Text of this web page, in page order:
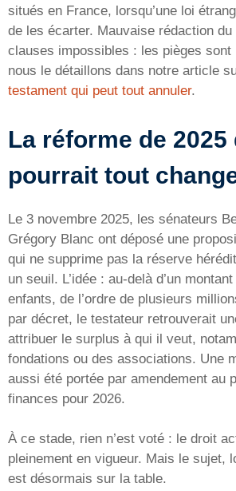
situés en France, lorsqu’une loi
de les écarter. Mauvaise rédaction
clauses impossibles : les pièges sont
nous le détaillons dans notre article
testament qui peut tout annuler.
La réforme de 2025
pourrait tout
Le 3 novembre 2025, les sénateurs
Grégory Blanc ont déposé une
qui ne supprime pas la réserve
un seuil. L’idée : au-delà d’un
enfants, de l’ordre de plusieurs
par décret, le testateur retrouverait
attribuer le surplus à qui il veut,
fondations ou des associations. Une
aussi été portée par amendement au
finances pour 2026.
À ce stade, rien n’est voté : le droit
pleinement en vigueur. Mais le sujet,
est désormais sur la table.